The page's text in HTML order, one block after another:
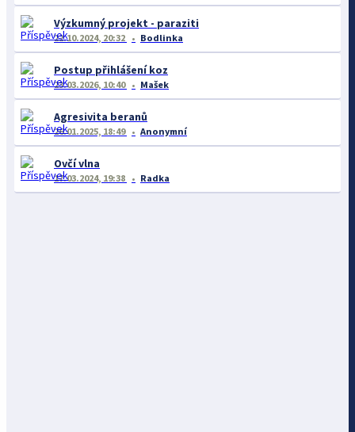
Výzkumný projekt - paraziti
22.10.2024, 20:32 Bodlinka
Postup přihlášení koz
23.03.2026, 10:40 Mašek
Agresivita beranů
26.01.2025, 18:49 Anonymní
Ovčí vlna
17.03.2024, 19:38 Radka